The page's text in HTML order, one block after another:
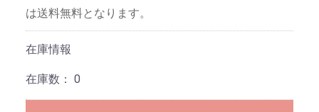
は送料無料となります。
在庫情報
在庫数： 0